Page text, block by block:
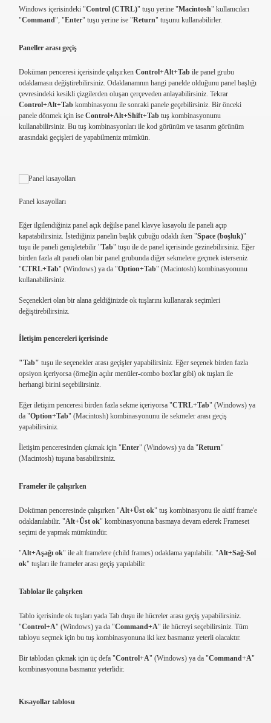
Windows içerisindeki "Control (CTRL)" tuşu yerine "Macintosh" kullanıcıları
"Command", "Enter" tuşu yerine ise "Return" tuşunu kullanabilirler.
Paneller arası geçiş
Doküman penceresi içerisinde çalışırken Control+Alt+Tab ile panel grubu
odaklamasıı değiştirebilirsiniz. Odaklanamnın hangi panelde olduğunu panel başlığı
çevresindeki kesikli çizgilerden oluşan çerçeveden anlayabilirsiniz. Tekrar
Control+Alt+Tab kombinasyonu ile sonraki panele geçebilirsiniz. Bir önceki
panele dönmek için ise Control+Alt+Shift+Tab tuş kombinasyonunu
kullanabilirsiniz. Bu tuş kombinasyonları ile kod görünüm ve tasarım görünüm
arasındaki geçişleri de yapabilmeniz mümkün.
Panel kısayolları
Eğer ilgilendiğiniz panel açık değilse panel klavye kısayolu ile paneli açıp
kapatabilirsiniz. İstediğiniz panelin başlık çubuğu odaklı iken "Space (boşluk)"
tuşu ile paneli genişletebilir "Tab" tuşu ile de panel içerisinde gezinebilirsiniz. Eğer
birden fazla alt paneli olan bir panel grubunda diğer sekmelere geçmek isterseniz
"CTRL+Tab" (Windows) ya da "Option+Tab" (Macintosh) kombinasyonunu
kullanabilirsiniz.
Seçenekleri olan bir alana geldiğinizde ok tuşlarını kullanarak seçimleri
değiştirebilirsiniz.
İletişim pencereleri içerisinde
"Tab" tuşu ile seçenekler arası geçişler yapabilirsiniz. Eğer seçenek birden fazla
opsiyon içeriyorsa (örneğin açılır menüler-combo box'lar gibi) ok tuşları ile
herhangi birini seçebilirsiniz.
Eğer iletişim penceresi birden fazla sekme içeriyorsa "CTRL+Tab" (Windows) ya
da "Option+Tab" (Macintosh) kombinasyonunu ile sekmeler arası geçiş
yapabilirsiniz.
İletişim penceresinden çıkmak için "Enter" (Windows) ya da "Return"
(Macintosh) tuşuna basabilirsiniz.
Frameler ile çalışırken
Doküman penceresinde çalışırken "Alt+Üst ok" tuş kombinasyonu ile aktif frame'e
odaklanılabilir. "Alt+Üst ok" kombinasyonuna basmaya devam ederek Frameset
seçimi de yapmak mümkündür.
"Alt+Aşağı ok" ile alt framelere (child frames) odaklama yapılabilir. "Alt+Sağ-Sol
ok" tuşları ile frameler arası geçiş yapılabilir.
Tablolar ile çalışrken
Tablo içerisinde ok tuşları yada Tab duşu ile hücreler arası geçiş yapabilirsiniz.
"Control+A" (Windows) ya da "Command+A" ile hücreyi seçebilirsiniz. Tüm
tabloyu seçmek için bu tuş kombinasyonuna iki kez basmanız yeterli olacaktır.
Bir tablodan çıkmak için üç defa "Control+A" (Windows) ya da "Command+A"
kombinasyonuna basmanız yeterlidir.
Kısayollar tablosu